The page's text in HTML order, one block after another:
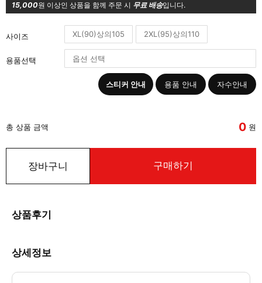
15,000원 이상인 상품을 함께 주문 시 무료 배송입니다.
사이즈 XL(90)상의105 2XL(95)상의110
용품선택
스티커 안내 용품 안내 자수안내
총 상품 금액 0 원
장바구니 구매하기
상품후기
상세정보